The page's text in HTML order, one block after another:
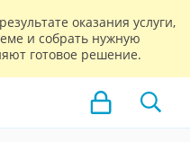
оказания услуги,
и собрать нужную
готовое решение.